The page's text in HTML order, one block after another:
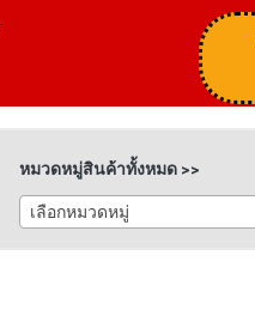
หมวดหมู่สินค้าทั้งหมด >>
เลือกหมวดหมู่